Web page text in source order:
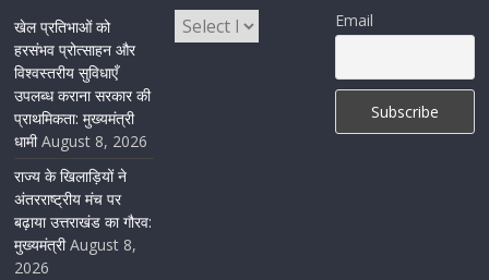
केंद्रीय रेल मंत्री ने मुख्यमंत्री के अनुरोध पर बनबसा रेलवे स्टेशन पर
अमृतसर–टनकपुर एक्सप्रेस के ठहराव को स्वीकृति
खेल प्रतिभाओं को
हरसंभव प्रोत्साहन और
विश्वस्तरीय सुविधाएँ
उपलब्ध कराना सरकार की
प्राथमिकता: मुख्यमंत्री
धामी August 8, 2026
राज्य के खिलाड़ियों ने
अंतरराष्ट्रीय मंच पर
बढ़ाया उत्तराखंड का गौरव:
मुख्यमंत्री August 8,
2026
Email